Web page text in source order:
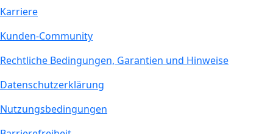
Karriere
Kunden-Community
Rechtliche Bedingungen, Garantien und Hinweise
Datenschutzerklärung
Nutzungsbedingungen